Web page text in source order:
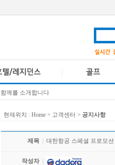
께를 소개합니다
현재위치 : Home > 고객센터 > 공지사항
제목 대한항공 스페셜 프로모션
작성자